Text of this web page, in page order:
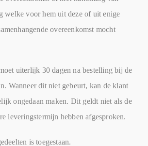
welke voor hem uit deze of uit enige
overeenkomst mocht
uiterlijk 30 dagen na bestelling bij de
Wanneer dit niet gebeurt, kan de klant
ongedaan maken. Dit geldt niet als de
leveringstermijn hebben afgesproken.
is toegestaan.